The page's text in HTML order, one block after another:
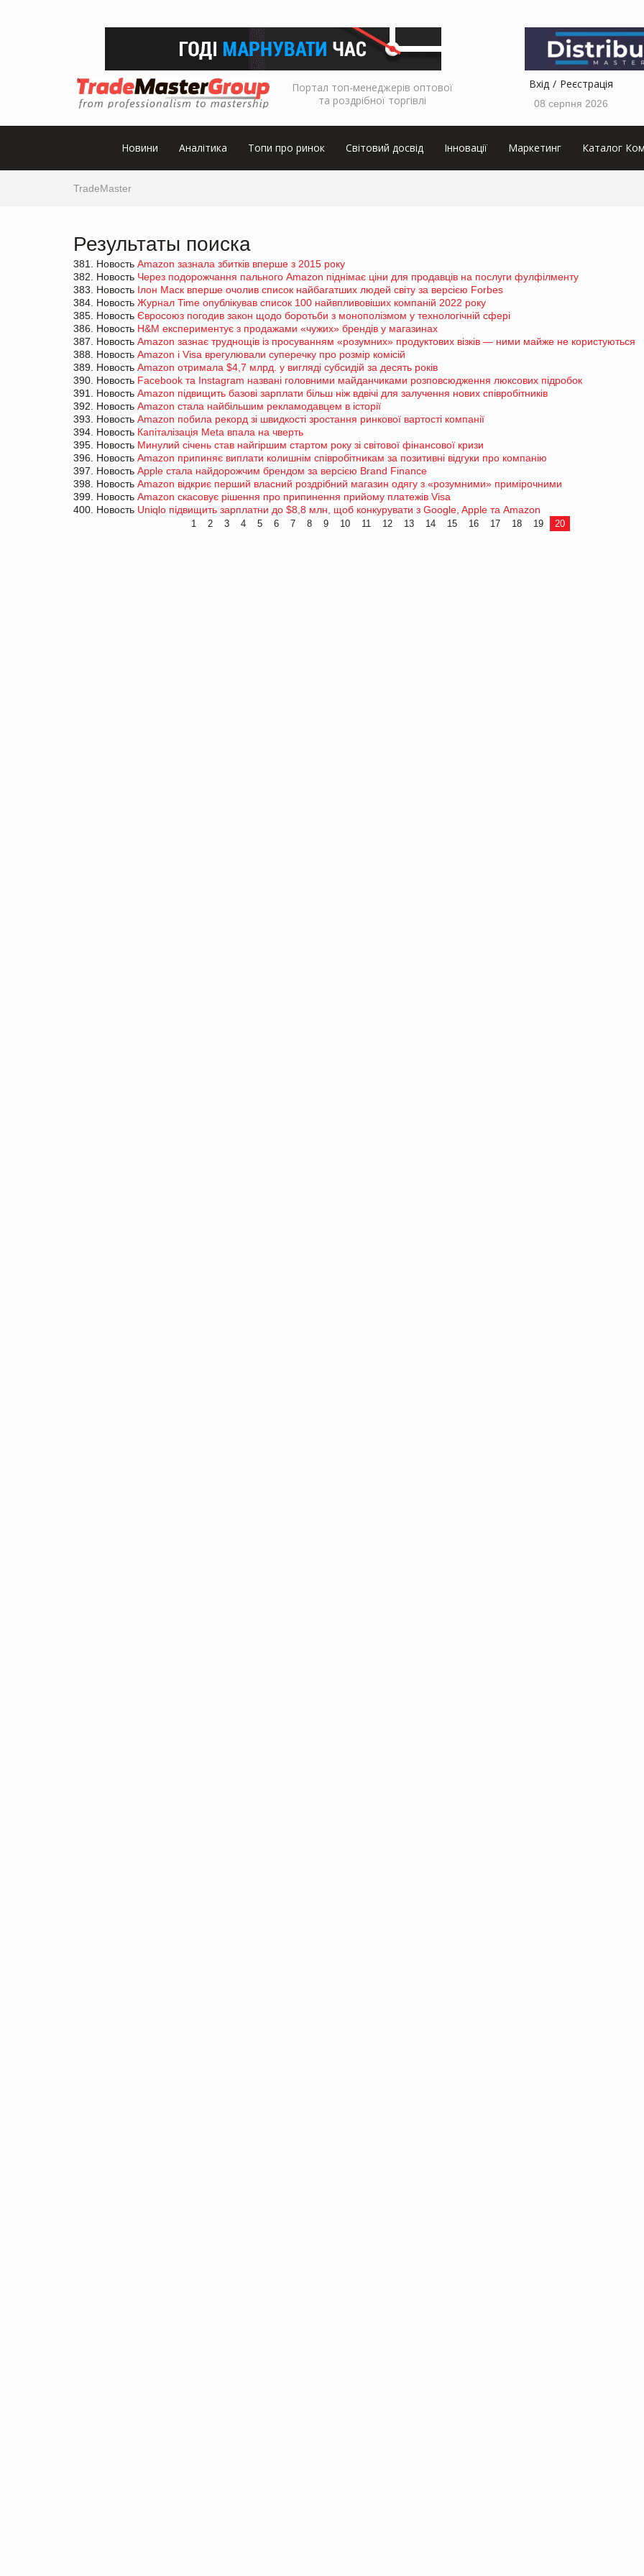
Портал топ-менеджерів оптової
та роздрібної торгівлі
Вхід Реєстрація
08 серпня 2026
Новини Аналітика Топи про ринок Світовий досвід Інновації Маркетинг Каталог
TradeMaster
Результаты поиска
381. Новость Amazon зазнала збитків вперше з 2015 року
382. Новость Через подорожчання пального Amazon піднімає ціни для продавців на послуги фулфілменту
383. Новость Ілон Маск вперше очолив список найбагатших людей світу за версією Forbes
384. Новость Журнал Time опублікував список 100 найвпливовіших компаній 2022 року
385. Новость Євросоюз погодив закон щодо боротьби з монополізмом у технологічній сфері
386. Новость H&M експериментує з продажами «чужих» брендів у магазинах
387. Новость Amazon зазнає труднощів із просуванням «розумних» продуктових візків — ними майже не користуються
388. Новость Amazon і Visa врегулювали суперечку про розмір комісій
389. Новость Amazon отримала $4,7 млрд. у вигляді субсидій за десять років
390. Новость Facebook та Instagram названі головними майданчиками розповсюдження люксових підробок
391. Новость Amazon підвищить базові зарплати більш ніж вдвічі для залучення нових співробітників
392. Новость Amazon стала найбільшим рекламодавцем в історії
393. Новость Amazon побила рекорд зі швидкості зростання ринкової вартості компанії
394. Новость Капіталізація Meta впала на чверть
395. Новость Минулий січень став найгіршим стартом року зі світової фінансової кризи
396. Новость Amazon припиняє виплати колишнім співробітникам за позитивні відгуки про компанію
397. Новость Apple стала найдорожчим брендом за версією Brand Finance
398. Новость Amazon відкриє перший власний роздрібний магазин одягу з «розумними» примірочними
399. Новость Amazon скасовує рішення про припинення прийому платежів Visa
400. Новость Uniqlo підвищить зарплатни до $8,8 млн, щоб конкурувати з Google, Apple та Amazon
1 2 3 4 5 6 7 8 9 10 11 12 13 14 15 16 17 18 19 20